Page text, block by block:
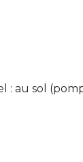
: au sol